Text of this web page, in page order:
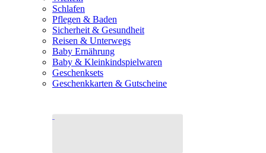
Schlafen
Pflegen & Baden
Sicherheit & Gesundheit
Reisen & Unterwegs
Baby Ernährung
Baby & Kleinkindspielwaren
Geschenksets
Geschenkkarten & Gutscheine